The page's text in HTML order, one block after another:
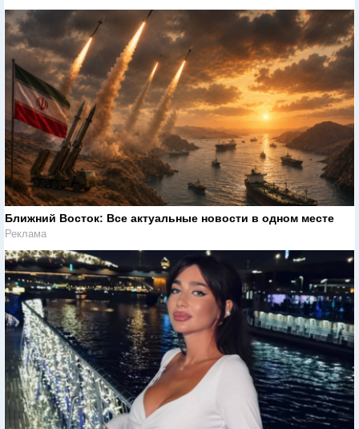
Ближний Восток: Все актуальные новости в одном месте
Реклама